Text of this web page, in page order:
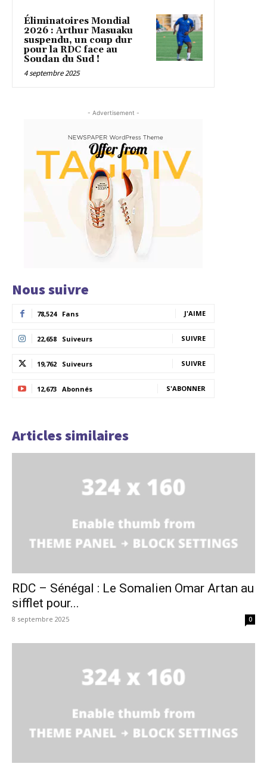
Éliminatoires Mondial
2026 : Arthur Masuaku
suspendu, un coup dur
pour la RDC face au
Soudan du Sud !
4 septembre 2025
- Advertisement -
Nous suivre
78,524 Fans J'AIME
22,658 Suiveurs SUIVRE
19,762 Suiveurs SUIVRE
12,673 Abonnés S'ABONNER
Articles similaires
RDC – Sénégal : Le Somalien Omar Artan au
sifflet pour...
8 septembre 2025 0